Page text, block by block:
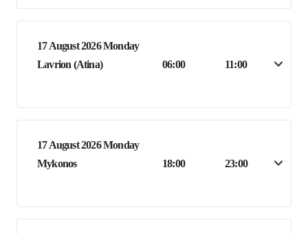
17 August 2026 Monday
Lavrion (Atina)
06:00 11:00
17 August 2026 Monday
Mykonos
18:00 23:00